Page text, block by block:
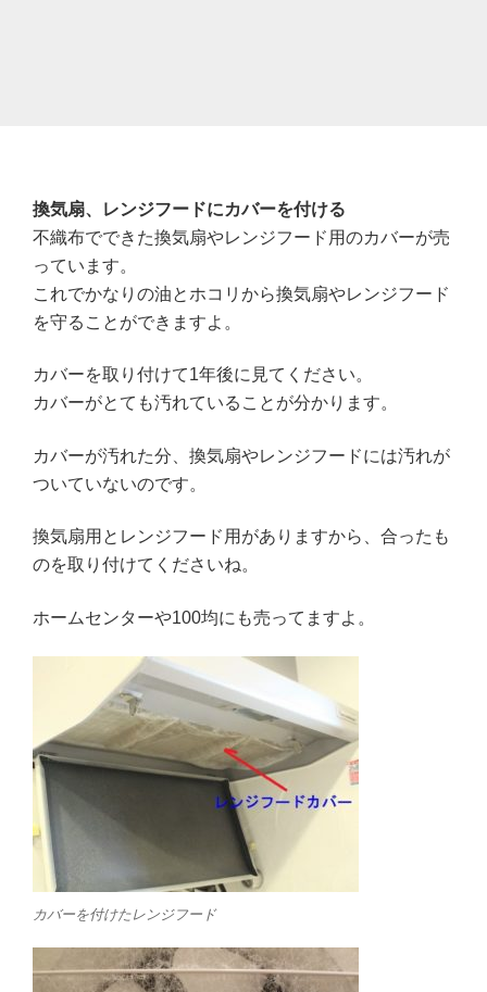
換気扇、レンジフードにカバーを付ける
不織布でできた換気扇やレンジフード用のカバーが売
っています。
これでかなりの油とホコリから換気扇やレンジフード
を守ることができますよ。
カバーを取り付けて1年後に見てください。
カバーがとても汚れていることが分かります。
カバーが汚れた分、換気扇やレンジフードには汚れが
ついていないのです。
換気扇用とレンジフード用がありますから、合ったも
のを取り付けてくださいね。
ホームセンターや100均にも売ってますよ。
カバーを付けたレンジフード